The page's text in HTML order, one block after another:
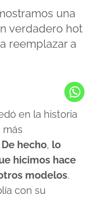
una
verdadero hot
reemplazar a
en la historia
De hecho, lo
hicimos hace
modelos.
con su